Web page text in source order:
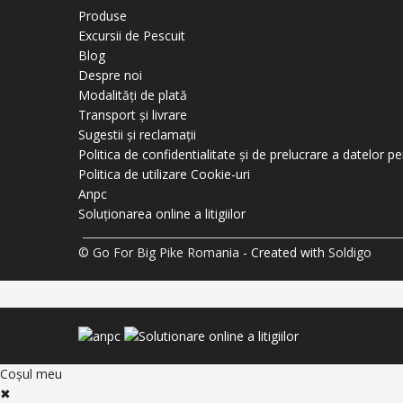
Produse
Excursii de Pescuit
Blog
Despre noi
Modalități de plată
Transport și livrare
Sugestii și reclamații
Politica de confidentialitate și de prelucrare a datelor
Politica de utilizare Cookie-uri
Anpc
Soluționarea online a litigiilor
© Go For Big Pike Romania - Created with Soldigo
Coşul meu
✖